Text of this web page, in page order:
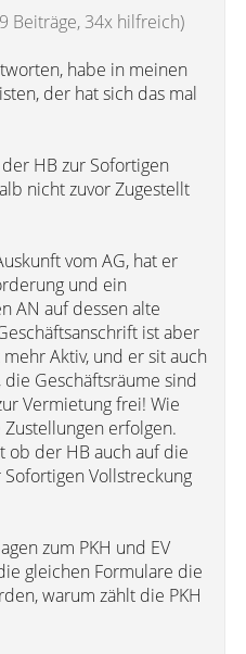
Beiträge, 34x hilfreich)
habe in meinen
der hat sich das mal
HB zur Sofortigen
nicht zuvor Zugestellt
vom AG, hat er
und ein
AN auf dessen alte
ist aber
Aktiv, und er sit auch
die Geschäftsräume sind
Vermietung frei! Wie
erfolgen.
ob der HB auch auf die
Vollstreckung
zum PKH und EV
gleichen Formulare die
warum zählt die PKH